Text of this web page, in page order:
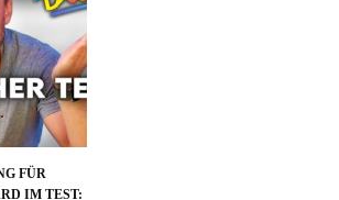
FÜR
IM TEST: